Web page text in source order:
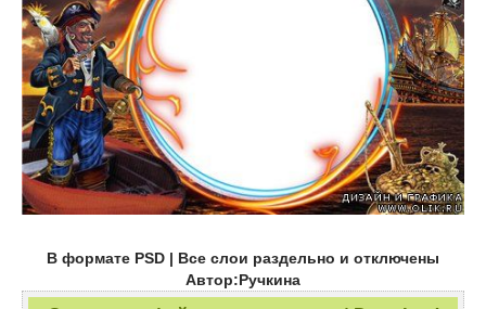
В формате PSD | Все слои раздельно и отключены
Автор:Ручкина